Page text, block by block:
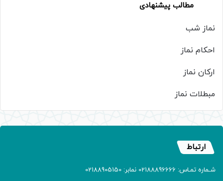
مطالب پیشنهادی
نماز شب
احکام نماز
ارکان نماز
مبطلات نماز
ارتباط
شـماره تمـاس: 02188896666 نمابر: 02188905150